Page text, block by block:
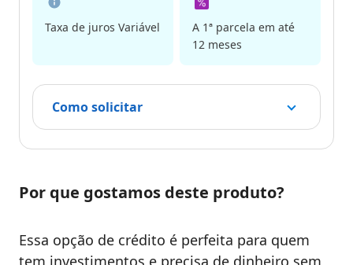
Taxa de juros Variável
A 1ª parcela em até
12 meses
Como solicitar
Por que gostamos deste produto?
Essa opção de crédito é perfeita para quem